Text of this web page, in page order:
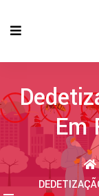
Em